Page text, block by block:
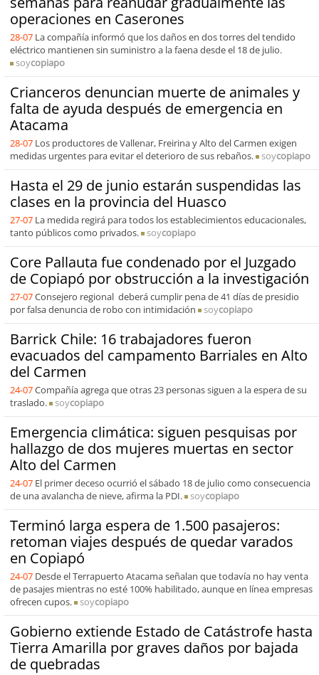
operaciones en Caserones
28-07 La compañía informó que los daños en dos torres del tendido
eléctrico mantienen sin suministro a la faena desde el 18 de julio.
soycopiapo
Crianceros denuncian muerte de animales y
falta de ayuda después de emergencia en
Atacama
28-07 Los productores de Vallenar, Freirina y Alto del Carmen exigen
medidas urgentes para evitar el deterioro de sus rebaños.
soycopiapo
Hasta el 29 de junio estarán suspendidas las
clases en la provincia del Huasco
27-07 La medida regirá para todos los establecimientos educacionales,
tanto públicos como privados.
soycopiapo
Core Pallauta fue condenado por el Juzgado
de Copiapó por obstrucción a la investigación
27-07Consejero regional deberá cumplir pena de 41 días de presidio
por falsa denuncia de robo con intimidación
soycopiapo
Barrick Chile: 16 trabajadores fueron
evacuados del campamento Barriales en Alto
del Carmen
24-07Compañía agrega que otras 23 personas siguen a la espera de su
traslado.
soycopiapo
Emergencia climática: siguen pesquisas por
hallazgo de dos mujeres muertas en sector
Alto del Carmen
24-07 El primer deceso ocurrió el sábado 18 de julio como consecuencia
de una avalancha de nieve, afirma la PDI.
soycopiapo
Terminó larga espera de 1.500 pasajeros:
retoman viajes después de quedar varados
en Copiapó
24-07 Desde el Terrapuerto Atacama señalan que todavía no hay venta
de pasajes mientras no esté 100% habilitado, aunque en línea empresas
ofrecen cupos.
soycopiapo
Gobierno extiende Estado de Catástrofe hasta
Tierra Amarilla por graves daños por bajada
de quebradas